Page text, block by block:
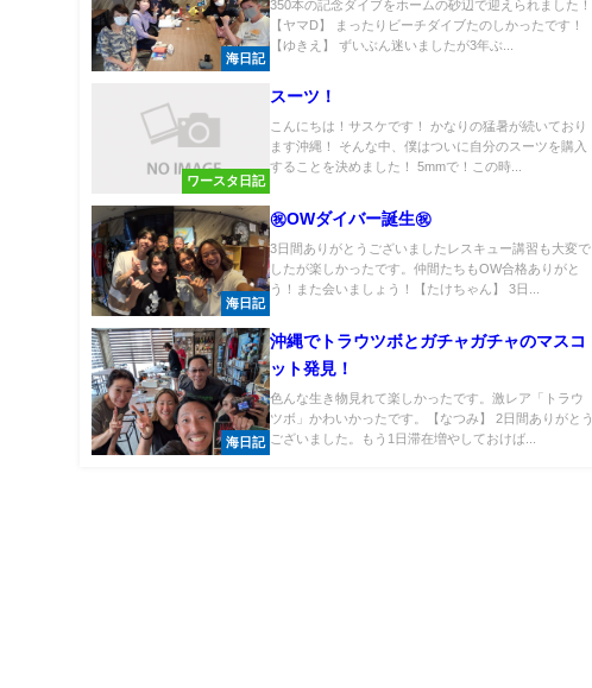
海日記
350本の記念ダイブをホームの砂辺で迎えられました！
【ヤマD】 まったりビーチダイブたのしかったです！
【ゆきえ】 ずいぶん迷いましたが3年ぶ...
ワースタ日記
スーツ！
こんにちは！サスケです！ かなりの猛暑が続いており
ます沖縄！ そんな中、僕はついに自分のスーツを購入
することを決めました！ 5mmで！この時...
海日記
㊗OWダイバー誕生㊗
3日間ありがとうございましたレスキュー講習も大変で
したが楽しかったです。仲間たちもOW合格ありがと
う！また会いましょう！【たけちゃん】 3日...
海日記
沖縄でトラウツボとガチャガチャのマスコ
ット発見！
色んな生き物見れて楽しかったです。激レア「トラウ
ツボ」かわいかったです。【なつみ】 2日間ありがとう
ございました。もう1日滞在増やしておけば...